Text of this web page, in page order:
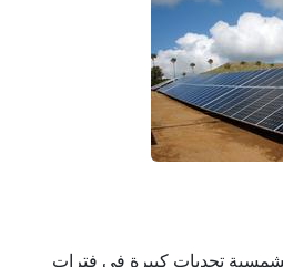
تحديات كبيرة في فترات